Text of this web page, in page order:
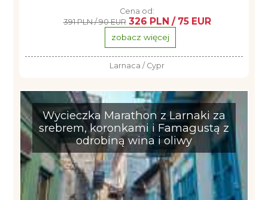
Cena od:
391 PLN / 90 EUR 326 PLN / 75 EUR
zobacz więcej
Larnaca / Cypr
Wycieczka Marathon z Larnaki za
srebrem, koronkami i Famagustą z
odrobiną wina i oliwy